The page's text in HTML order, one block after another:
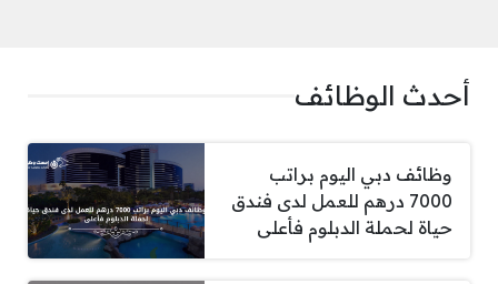
أحدث الوظائف
وظائف دبي اليوم براتب
7000 درهم للعمل لدى فندق
حياة لحملة الدبلوم فأعلى